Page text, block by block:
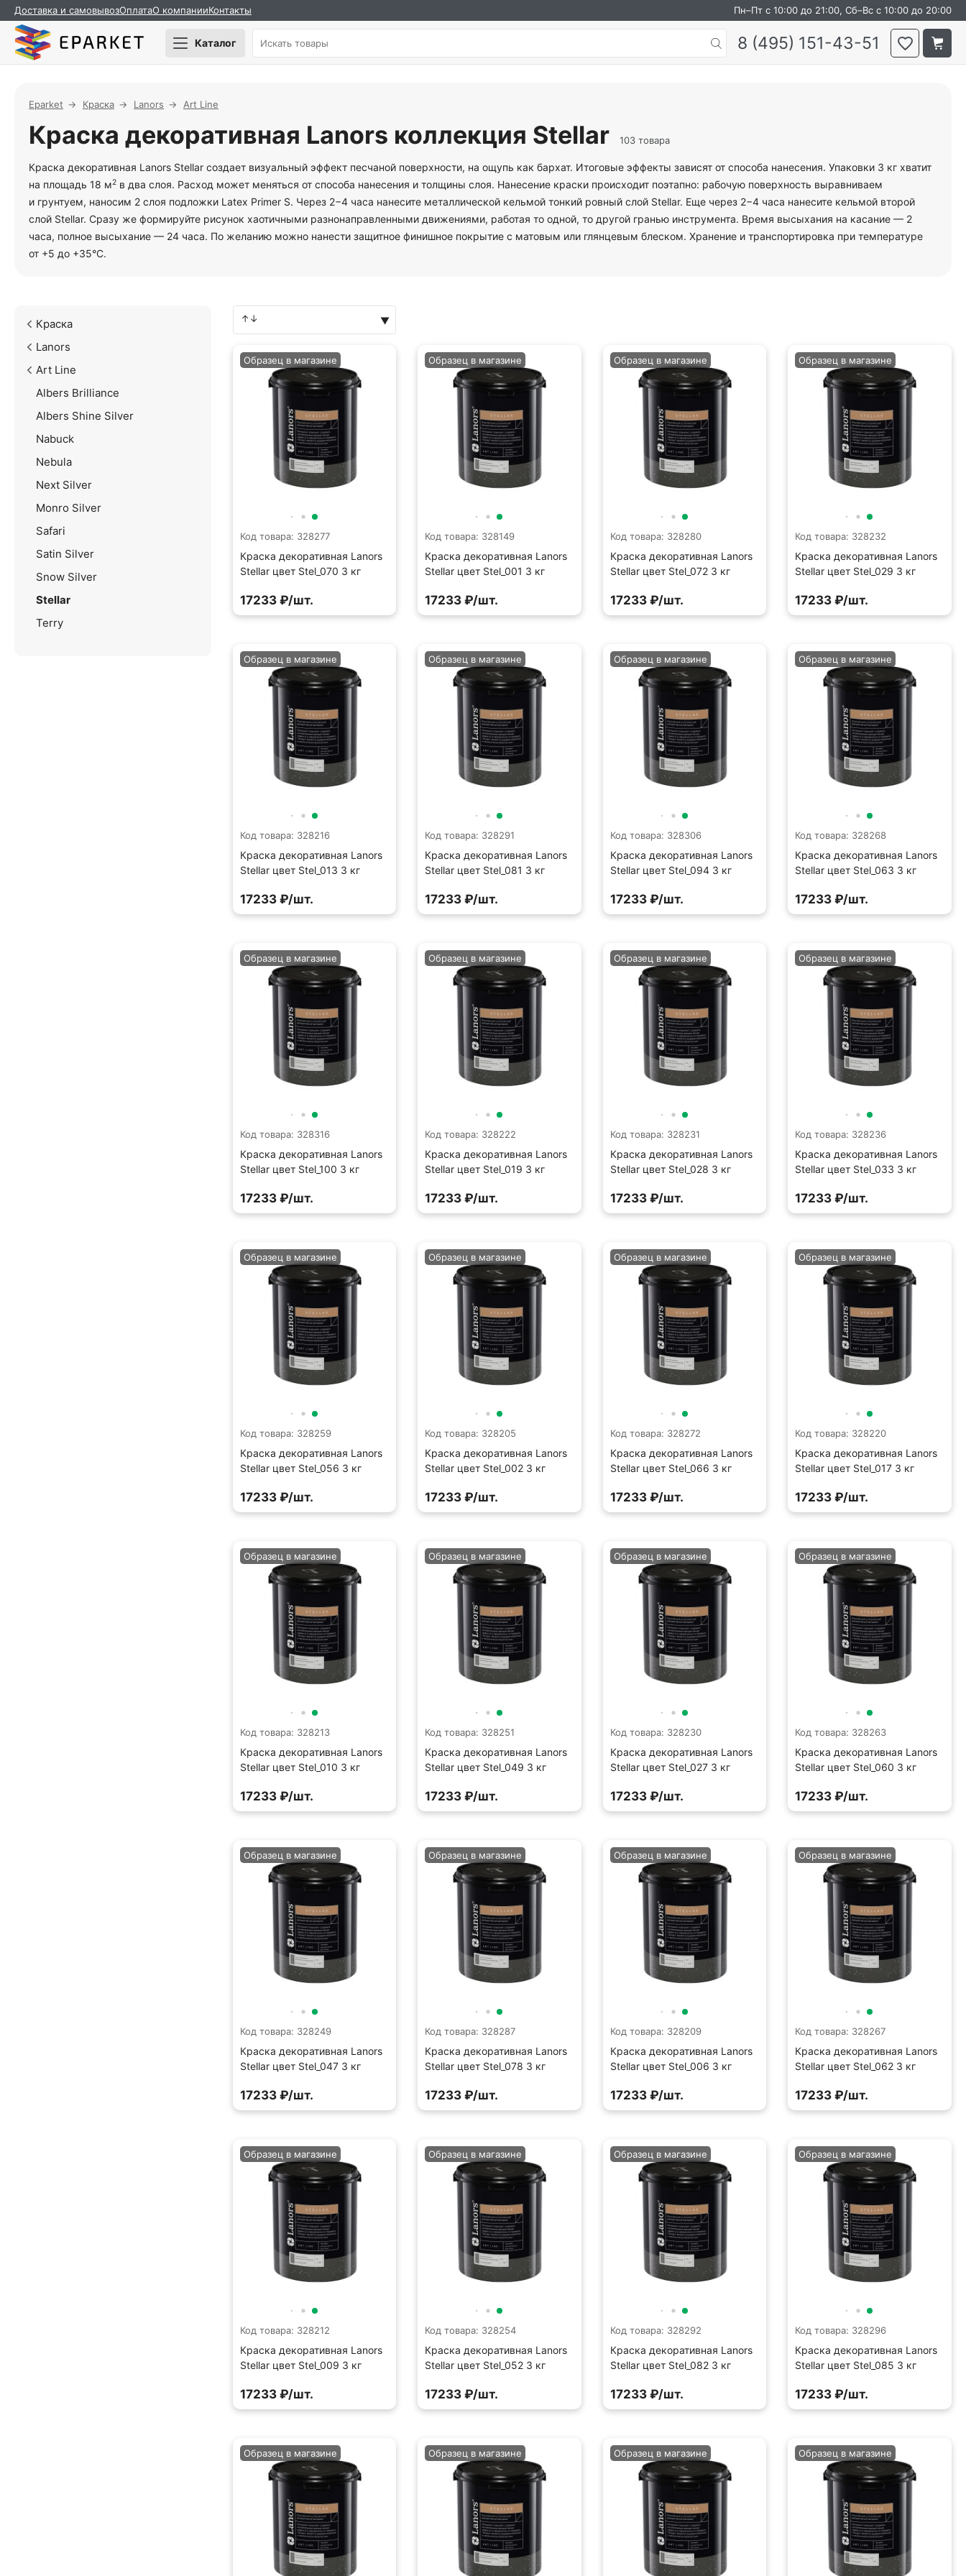
Доставка и самовывозОплатаО компанииКонтакты Пн–Пт с 10:00 до 21:00, Сб–Вс с 10:00 до 20:00
Каталог 8 (495) 151-43-51
Eparket Краска Lanors Art Line
Краска декоративная Lanors коллекция Stellar 103 товара
Краска декоративная Lanors Stellar создает визуальный эффект песчаной поверхности, на ощупь как бархат. Итоговые эффекты зависят от способа нанесения. Упаковки 3 кг хватит
на площадь 18 м2 в два слоя. Расход может меняться от способа нанесения и толщины слоя. Нанесение краски происходит поэтапно: рабочую поверхность выравниваем
и грунтуем, наносим 2 слоя подложки Latex Primer S. Через 2−4 часа нанесите металлической кельмой тонкий ровный слой Stellar. Еще через 2−4 часа нанесите кельмой второй
слой Stellar. Сразу же формируйте рисунок хаотичными разнонаправленными движениями, работая то одной, то другой гранью инструмента. Время высыхания на касание — 2
часа, полное высыхание — 24 часа. По желанию можно нанести защитное финишное покрытие с матовым или глянцевым блеском. Хранение и транспортировка при температуре
от +5 до +35°С.
Краска
Lanors
Art Line
Albers Brilliance
Albers Shine Silver
Nabuck
Nebula
Next Silver
Monro Silver
Safari
Satin Silver
Snow Silver
Stellar
Terry
Код товара: 328277
Краска декоративная Lanors
Stellar цвет Stel_070 3 кг
Образец в магазине
17233 ₽/шт.
Код товара: 328149
Краска декоративная Lanors
Stellar цвет Stel_001 3 кг
Образец в магазине
17233 ₽/шт.
Код товара: 328280
Краска декоративная Lanors
Stellar цвет Stel_072 3 кг
Образец в магазине
17233 ₽/шт.
Код товара: 328232
Краска декоративная Lanors
Stellar цвет Stel_029 3 кг
Образец в магазине
17233 ₽/шт.
Код товара: 328216
Краска декоративная Lanors
Stellar цвет Stel_013 3 кг
Образец в магазине
17233 ₽/шт.
Код товара: 328291
Краска декоративная Lanors
Stellar цвет Stel_081 3 кг
Образец в магазине
17233 ₽/шт.
Код товара: 328306
Краска декоративная Lanors
Stellar цвет Stel_094 3 кг
Образец в магазине
17233 ₽/шт.
Код товара: 328268
Краска декоративная Lanors
Stellar цвет Stel_063 3 кг
Образец в магазине
17233 ₽/шт.
Код товара: 328316
Краска декоративная Lanors
Stellar цвет Stel_100 3 кг
Образец в магазине
17233 ₽/шт.
Код товара: 328222
Краска декоративная Lanors
Stellar цвет Stel_019 3 кг
Образец в магазине
17233 ₽/шт.
Код товара: 328231
Краска декоративная Lanors
Stellar цвет Stel_028 3 кг
Образец в магазине
17233 ₽/шт.
Код товара: 328236
Краска декоративная Lanors
Stellar цвет Stel_033 3 кг
Образец в магазине
17233 ₽/шт.
Код товара: 328259
Краска декоративная Lanors
Stellar цвет Stel_056 3 кг
Образец в магазине
17233 ₽/шт.
Код товара: 328205
Краска декоративная Lanors
Stellar цвет Stel_002 3 кг
Образец в магазине
17233 ₽/шт.
Код товара: 328272
Краска декоративная Lanors
Stellar цвет Stel_066 3 кг
Образец в магазине
17233 ₽/шт.
Код товара: 328220
Краска декоративная Lanors
Stellar цвет Stel_017 3 кг
Образец в магазине
17233 ₽/шт.
Код товара: 328213
Краска декоративная Lanors
Stellar цвет Stel_010 3 кг
Образец в магазине
17233 ₽/шт.
Код товара: 328251
Краска декоративная Lanors
Stellar цвет Stel_049 3 кг
Образец в магазине
17233 ₽/шт.
Код товара: 328230
Краска декоративная Lanors
Stellar цвет Stel_027 3 кг
Образец в магазине
17233 ₽/шт.
Код товара: 328263
Краска декоративная Lanors
Stellar цвет Stel_060 3 кг
Образец в магазине
17233 ₽/шт.
Код товара: 328249
Краска декоративная Lanors
Stellar цвет Stel_047 3 кг
Образец в магазине
17233 ₽/шт.
Код товара: 328287
Краска декоративная Lanors
Stellar цвет Stel_078 3 кг
Образец в магазине
17233 ₽/шт.
Код товара: 328209
Краска декоративная Lanors
Stellar цвет Stel_006 3 кг
Образец в магазине
17233 ₽/шт.
Код товара: 328267
Краска декоративная Lanors
Stellar цвет Stel_062 3 кг
Образец в магазине
17233 ₽/шт.
Код товара: 328212
Краска декоративная Lanors
Stellar цвет Stel_009 3 кг
Образец в магазине
17233 ₽/шт.
Код товара: 328254
Краска декоративная Lanors
Stellar цвет Stel_052 3 кг
Образец в магазине
17233 ₽/шт.
Код товара: 328292
Краска декоративная Lanors
Stellar цвет Stel_082 3 кг
Образец в магазине
17233 ₽/шт.
Код товара: 328296
Краска декоративная Lanors
Stellar цвет Stel_085 3 кг
Образец в магазине
17233 ₽/шт.
Образец в магазине Образец в магазине Образец в магазине Образец в магазине